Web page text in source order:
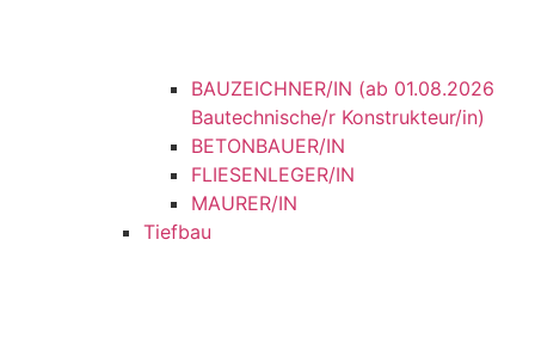
BAUZEICHNER/IN (ab 01.08.2026
Bautechnische/r Konstrukteur/in)
BETONBAUER/IN
FLIESENLEGER/IN
MAURER/IN
Tiefbau